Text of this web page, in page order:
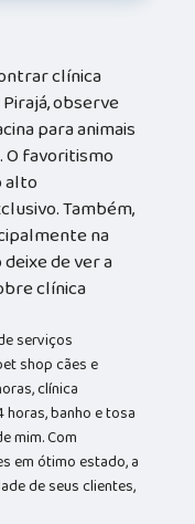
clínica
observe
para animais
O favoritismo
alto
Também,
na
de ver a
clínica
serviços
shop cães e
clínica
banho e tosa
mim. Com
em ótimo estado, a
de seus clientes,